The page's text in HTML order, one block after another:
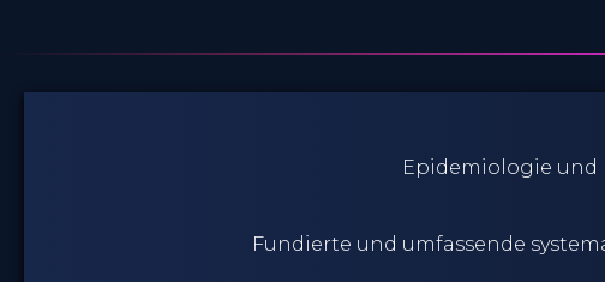
Epidemiologie und
Fundierte und umfassende